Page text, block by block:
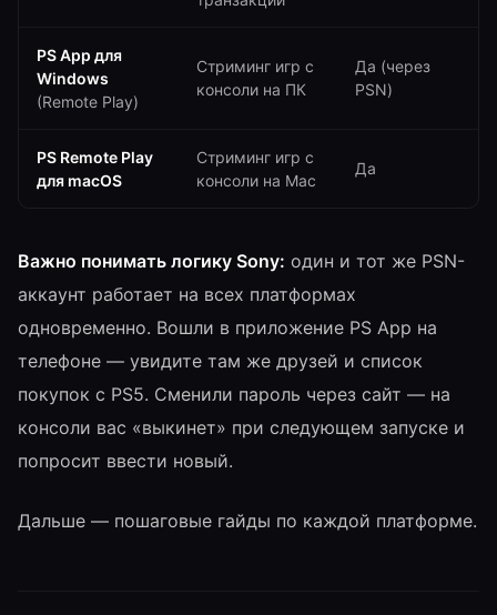
PS App для
Windows
(Remote Play)
Стриминг игр с
консоли на ПК
Да (через
PSN)
PS Remote Play
для macOS
Стриминг игр с
консоли на Mac
Да
Важно понимать логику Sony: один и тот же PSN-
аккаунт работает на всех платформах
одновременно. Вошли в приложение PS App на
телефоне — увидите там же друзей и список
покупок с PS5. Сменили пароль через сайт — на
консоли вас «выкинет» при следующем запуске и
попросит ввести новый.
Дальше — пошаговые гайды по каждой платформе.